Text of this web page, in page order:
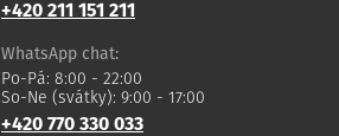
+420 211 151 211
WhatsApp chat:
Po-Pá: 8:00 - 22:00
So-Ne (svátky): 9:00 - 17:00
+420 770 330 033